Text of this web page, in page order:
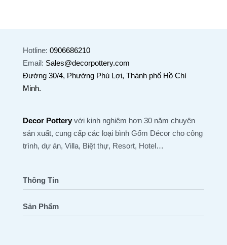
Hotline: 0906686210
Email: Sales@decorpottery.com
Đường 30/4, Phường Phú Lợi, Thành phố Hồ Chí
Minh.
Decor Potteryvới kinh nghiệm hơn 30 năm chuyên
sản xuất, cung cấp các loại bình Gốm Décor cho công
trình, dự án, Villa, Biệt thự, Resort, Hotel…
Thông Tin
Trang Chủ
Sản Phẩm